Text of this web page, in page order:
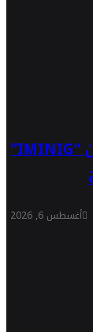
أكادير تحتضن الدورة الرابعة لمهرجان “IMINIG”
أغسطس 6, 2026